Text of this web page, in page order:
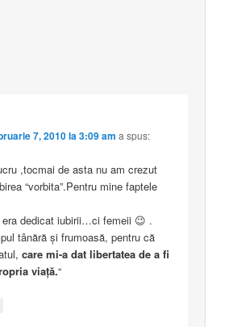
7, 2010 la 3:09 am a spus:
,tocmai de asta nu am crezut
“vorbita”.Pentru mine faptele
dedicat iubirii…ci femeii 😉 .
tânără şi frumoasă, pentru că
care mi-a dat libertatea de a fi
viaţă.“